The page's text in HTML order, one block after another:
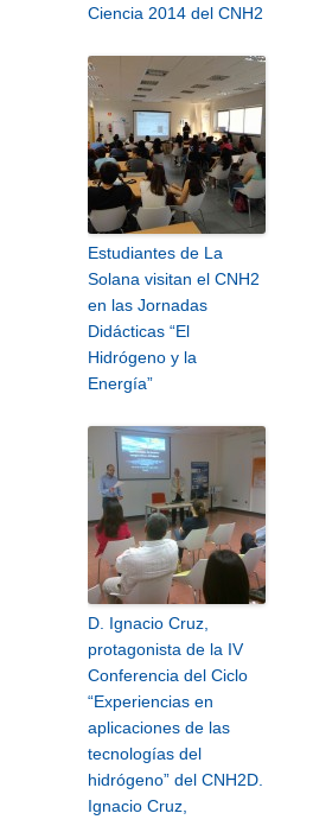
Ciencia 2014 del CNH2
Estudiantes de La
Solana visitan el CNH2
en las Jornadas
Didácticas “El
Hidrógeno y la
Energía”
D. Ignacio Cruz,
protagonista de la IV
Conferencia del Ciclo
“Experiencias en
aplicaciones de las
tecnologías del
hidrógeno” del CNH2D.
Ignacio Cruz,